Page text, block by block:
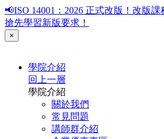
📢ISO 14001：2026 正式改版！改版
搶先學習新版要求！
×
學院介紹
回上一層
學院介紹
關於我們
常見問題
講師群介紹